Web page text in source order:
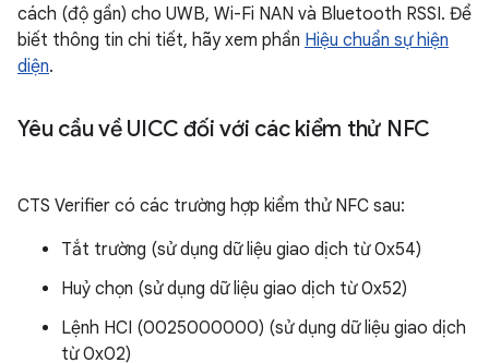
cách (độ gần) cho UWB, Wi-Fi NAN và Bluetooth RSSI. Để
biết thông tin chi tiết, hãy xem phần Hiệu chuẩn sự hiện
diện.
Yêu cầu về UICC đối với các kiểm thử NFC
CTS Verifier có các trường hợp kiểm thử NFC sau:
Tắt trường (sử dụng dữ liệu giao dịch từ 0x54)
Huỷ chọn (sử dụng dữ liệu giao dịch từ 0x52)
Lệnh HCI (0025000000) (sử dụng dữ liệu giao dịch
từ 0x02)